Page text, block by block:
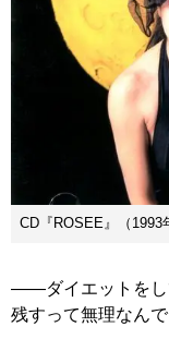
CD『ROSEE』（1993
――ダイエットをし
残すって無理なん